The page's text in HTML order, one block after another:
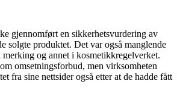
gjennomført en sikkerhetsvurdering av
solgte produktet. Det var også manglende
og annet i kosmetikkregelverket.
omsetningsforbud, men virksomheten
fra sine nettsider også etter at de hadde fått